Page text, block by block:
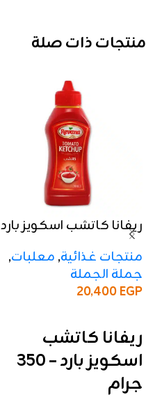
منتجات ذات صلة
ريفانا كاتشب اسكويز بارد
– 350 جرام
منتجات غذائية, معلبات,
جملة الجملة
20,400EGP
ريفانا كاتشب
اسكويز بارد – 350
جرام